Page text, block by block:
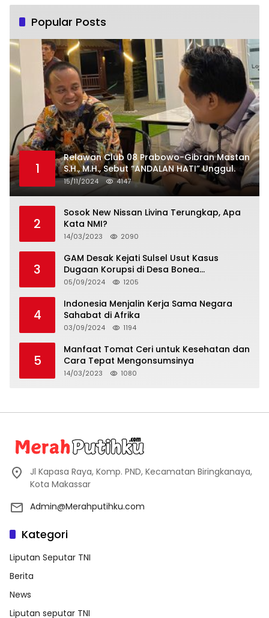
Popular Posts
1
Relawan Club 08 Prabowo-Gibran Mastan
S.H., M.H., Sebut “ANDALAN HATI” Unggul.
15/11/2024 4147
2
Sosok New Nissan Livina Terungkap, Apa
Kata NMI?
14/03/2023 2090
3
GAM Desak Kejati Sulsel Usut Kasus
Dugaan Korupsi di Desa Bonea
Kabupeten Kepulauan Selayar
05/09/2024 1205
4
Indonesia Menjalin Kerja Sama Negara
Sahabat di Afrika
03/09/2024 1194
5
Manfaat Tomat Ceri untuk Kesehatan dan
Cara Tepat Mengonsumsinya
14/03/2023 1080
Jl Kapasa Raya, Komp. PND, Kecamatan Biringkanaya,
Kota Makassar
Admin@Merahputihku.com
Kategori
Liputan Seputar TNI
Berita
News
Liputan seputar TNI